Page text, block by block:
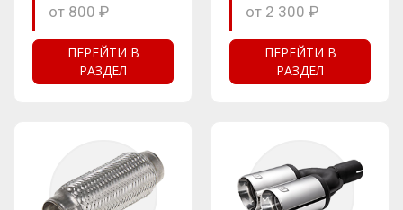
от 800 ₽
ПЕРЕЙТИ В
РАЗДЕЛ
от 2 300 ₽
ПЕРЕЙТИ В
РАЗДЕЛ